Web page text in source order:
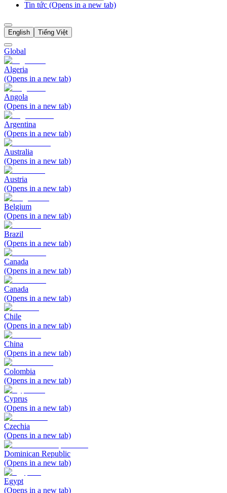
Tin tức (Opens in a new tab)
English Tiếng Việt
Global
Algeria
(Opens in a new tab)
Angola
(Opens in a new tab)
Argentina
(Opens in a new tab)
Australia
(Opens in a new tab)
Austria
(Opens in a new tab)
Belgium
(Opens in a new tab)
Brazil
(Opens in a new tab)
Canada
(Opens in a new tab)
Canada
(Opens in a new tab)
Chile
(Opens in a new tab)
China
(Opens in a new tab)
Colombia
(Opens in a new tab)
Cyprus
(Opens in a new tab)
Czechia
(Opens in a new tab)
Dominican Republic
(Opens in a new tab)
Egypt
(Opens in a new tab)